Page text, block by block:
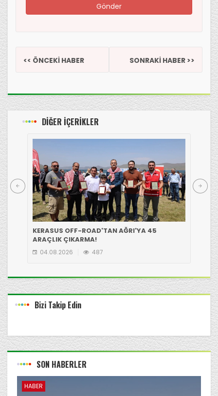
<< ÖNCEKİ HABER SONRAKİ HABER >>
DİĞER İÇERİKLER
KERASUS OFF-ROAD'TAN AĞRI'YA 45
ARAÇLIK ÇIKARMA!
04.08.2026 487
Bizi Takip Edin
SON HABERLER
HABER